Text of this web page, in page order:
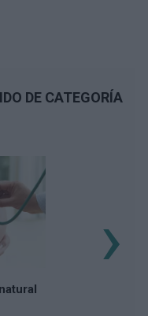
DE CATEGORÍA
›